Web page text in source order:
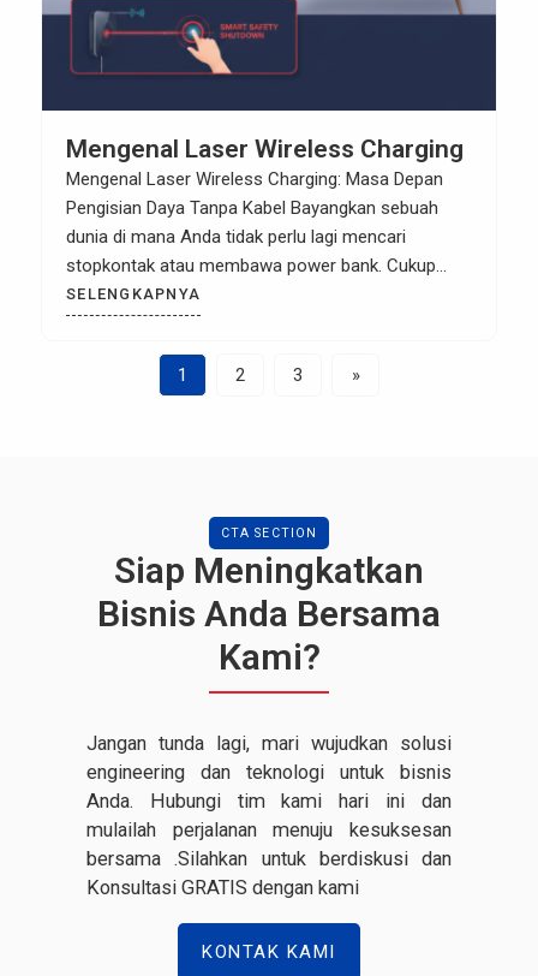
Mengenal Laser Wireless Charging
Mengenal Laser Wireless Charging: Masa Depan
Pengisian Daya Tanpa Kabel Bayangkan sebuah
dunia di mana Anda tidak perlu lagi mencari
stopkontak atau membawa power bank. Cukup
masuk ke dalam ruangan, dan baterai perangkat
Anda terisi secara otomatis dari jarak jauh.
Teknologi ini bukan lagi sekadar fiksi ilmiah. Optical
Wireless Power Transfer (OWPT), atau yang lebih
SELENGKAPNYA
1 2 3 »
CTA SECTION
Siap Meningkatkan
Bisnis Anda Bersama
Kami?
Jangan tunda lagi, mari wujudkan solusi
engineering dan teknologi untuk bisnis
Anda. Hubungi tim kami hari ini dan
mulailah perjalanan menuju kesuksesan
bersama .Silahkan untuk berdiskusi dan
Konsultasi GRATIS dengan kami
KONTAK KAMI